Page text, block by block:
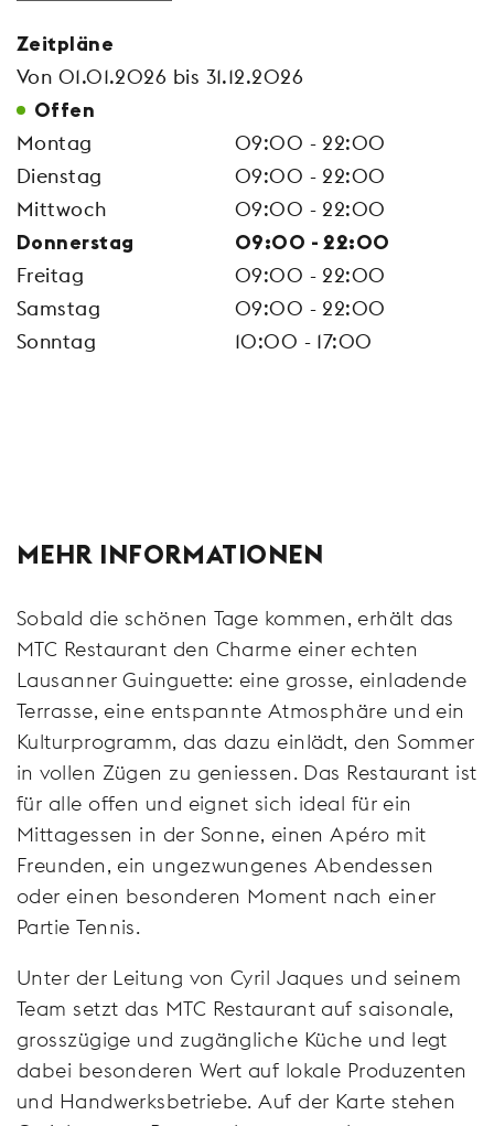
Zeitpläne
Von 01.01.2026 bis 31.12.2026
Offen
Montag
09:00 - 22:00
Dienstag
09:00 - 22:00
Mittwoch
09:00 - 22:00
Donnerstag 09:00 - 22:00
Freitag
09:00 - 22:00
Samstag
09:00 - 22:00
Sonntag
10:00 - 17:00
MEHR INFORMATIONEN
Sobald die schönen Tage kommen, erhält das
MTC Restaurant den Charme einer echten
Lausanner Guinguette: eine grosse, einladende
Terrasse, eine entspannte Atmosphäre und ein
Kulturprogramm, das dazu einlädt, den Sommer
in vollen Zügen zu geniessen. Das Restaurant ist
für alle offen und eignet sich ideal für ein
Mittagessen in der Sonne, einen Apéro mit
Freunden, ein ungezwungenes Abendessen
oder einen besonderen Moment nach einer
Partie Tennis.
Unter der Leitung von Cyril Jaques und seinem
Team setzt das MTC Restaurant auf saisonale,
grosszügige und zugängliche Küche und legt
dabei besonderen Wert auf lokale Produzenten
und Handwerksbetriebe. Auf der Karte stehen